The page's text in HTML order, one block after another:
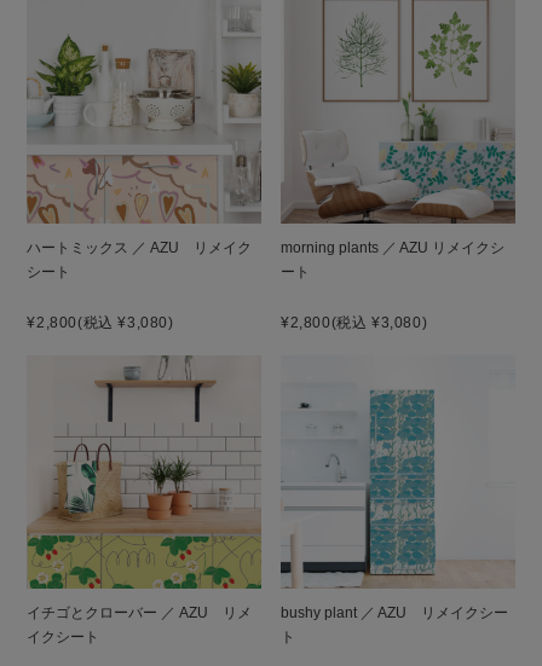
ハートミックス ／ AZU リメイク
シート
¥2,800(税込 ¥3,080)
morning plants ／ AZU リメイクシ
ート
¥2,800(税込 ¥3,080)
イチゴとクローバー ／ AZU リメ
イクシート
bushy plant ／ AZU リメイクシー
ト